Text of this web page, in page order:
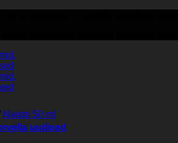
uudised
Naiste 50 ml